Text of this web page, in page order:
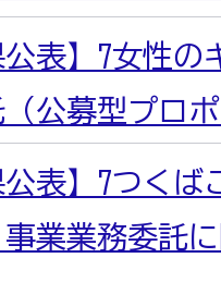
公表】7女性
公募型プロ
公表】7つく
業業務委託